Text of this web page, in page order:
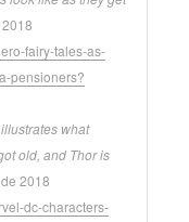
fairy-tales-as-
pensioners?
what
old, and Thor is
2018
dc-characters-